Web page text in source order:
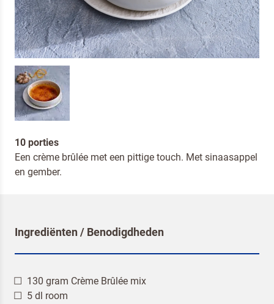
10 porties
Een crème brûlée met een pittige touch. Met sinaasappel
en gember.
Ingrediënten / Benodigdheden
130 gram Crème Brûlée mix
5 dl room